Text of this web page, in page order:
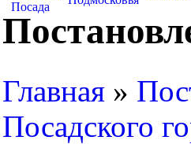
Посада
Главная »
Посадского